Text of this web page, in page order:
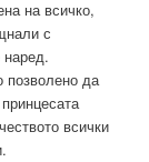
на всичко,
с
наред.
позволено да
всички